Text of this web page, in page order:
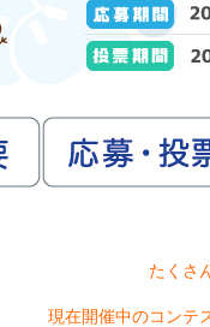
たくさ
現在開催中のコンテ